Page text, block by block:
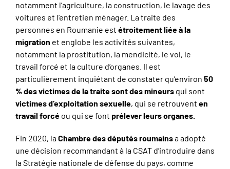
notamment l’agriculture, la construction, le lavage des
voitures et l’entretien ménager. La traite des
personnes en Roumanie est étroitement liée à la
migration et englobe les activités suivantes,
notamment la prostitution, la mendicité, le vol, le
travail forcé et la culture d’organes. Il est
particulièrement inquiétant de constater qu’environ 50
% des victimes de la traite sont des mineursqui sont
victimes d’exploitation sexuelle, qui se retrouvent en
travail forcéou qui se font prélever leurs organes.
Fin 2020, laChambre des députés roumainsa adopté
une décision recommandant à la CSAT d’introduire dans
la Stratégie nationale de défense du pays, comme